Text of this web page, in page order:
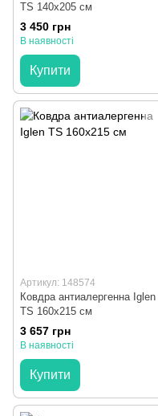
TS 140x205 см
3 450 грн
В наявності
Купити
Артикул: 148574
Ковдра антиалергенна Iglen
TS 160x215 см
3 657 грн
В наявності
Купити